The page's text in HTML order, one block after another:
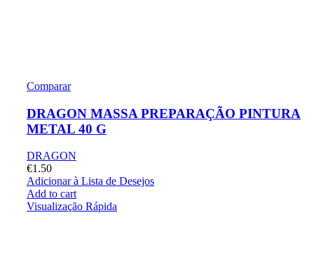
Comparar
DRAGON MASSA PREPARAÇÃO PINTURA
METAL 40 G
DRAGON
€1.50
Adicionar à Lista de Desejos
Add to cart
Visualização Rápida